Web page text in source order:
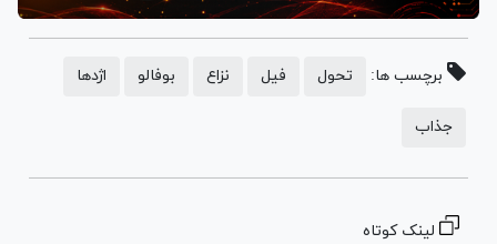
برچسب ها: تحول فیل نزاع بوفالو اژدها
جذاب
لینک کوتاه